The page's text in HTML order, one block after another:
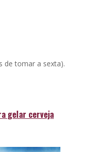
de tomar a sexta).
gelar cerveja